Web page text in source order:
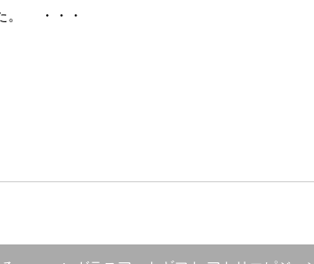
。 ・・・